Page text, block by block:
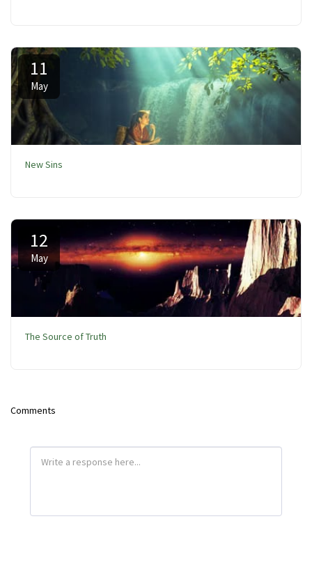
11
May
New Sins
12
May
The Source of Truth
Comments